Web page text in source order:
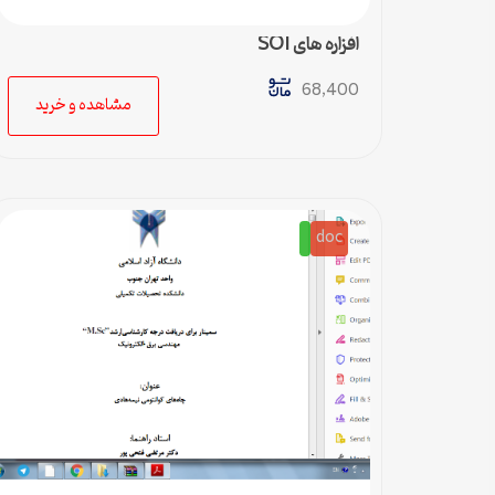
افزاره های SOI
68,400
مشاهده و خرید
doc